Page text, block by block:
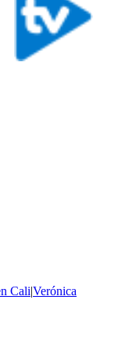
Cali|Verónica